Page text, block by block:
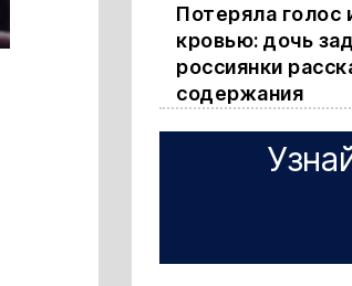
Потеряла голос
кровью: дочь
россиянки
содержания